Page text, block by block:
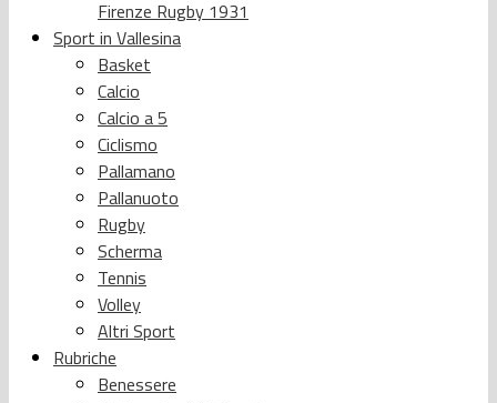
Firenze Rugby 1931
Sport in Vallesina
Basket
Calcio
Calcio a 5
Ciclismo
Pallamano
Pallanuoto
Rugby
Scherma
Tennis
Volley
Altri Sport
Rubriche
Benessere